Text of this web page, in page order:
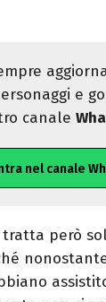
e
canale
nel canale
tratta però